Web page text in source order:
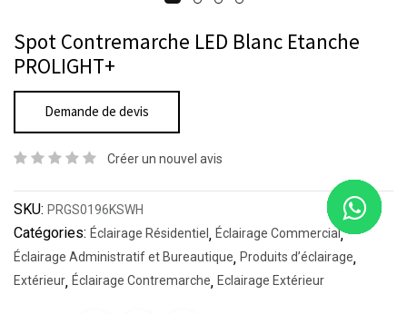
Spot Contremarche LED Blanc Etanche
PROLIGHT+
Demande de devis
Créer un nouvel avis
SKU: PRGS0196KSWH
Catégories: Éclairage Résidentiel , Éclairage Commercial,
Éclairage Administratif et Bureautique, Produits d’éclairage,
Extérieur, Éclairage Contremarche, Eclairage Extérieur